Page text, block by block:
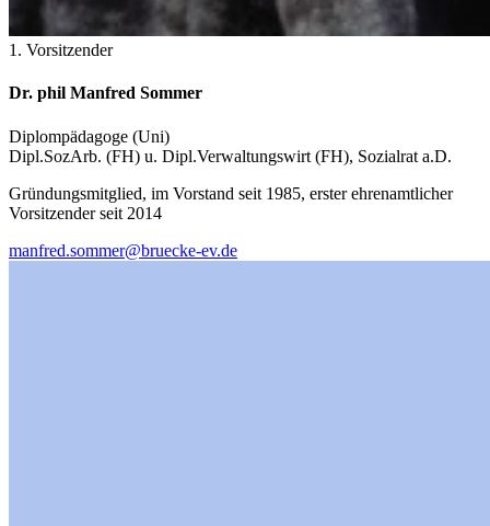
1. Vorsitzender
Dr. phil Manfred Sommer
Diplompädagoge (Uni)
Dipl.SozArb. (FH) u. Dipl.Verwaltungswirt (FH), Sozialrat a.D.
Gründungsmitglied, im Vorstand seit 1985, erster ehrenamtlicher
Vorsitzender seit 2014
manfred.sommer@bruecke-ev.de